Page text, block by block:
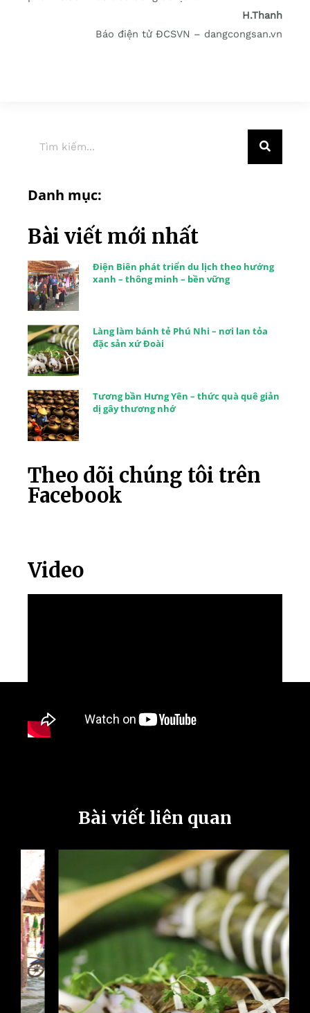
H.Thanh
Báo điện tử ĐCSVN – dangcongsan.vn
Danh mục:
Bài viết mới nhất
Điện Biên phát triển du lịch theo hướng
xanh – thông minh – bền vững
Làng làm bánh tẻ Phú Nhi – nơi lan tỏa
đặc sản xứ Đoài
Tương bần Hưng Yên – thức quà quê giản
dị gây thương nhớ
Theo dõi chúng tôi trên
Facebook
Video
Bài viết liên quan